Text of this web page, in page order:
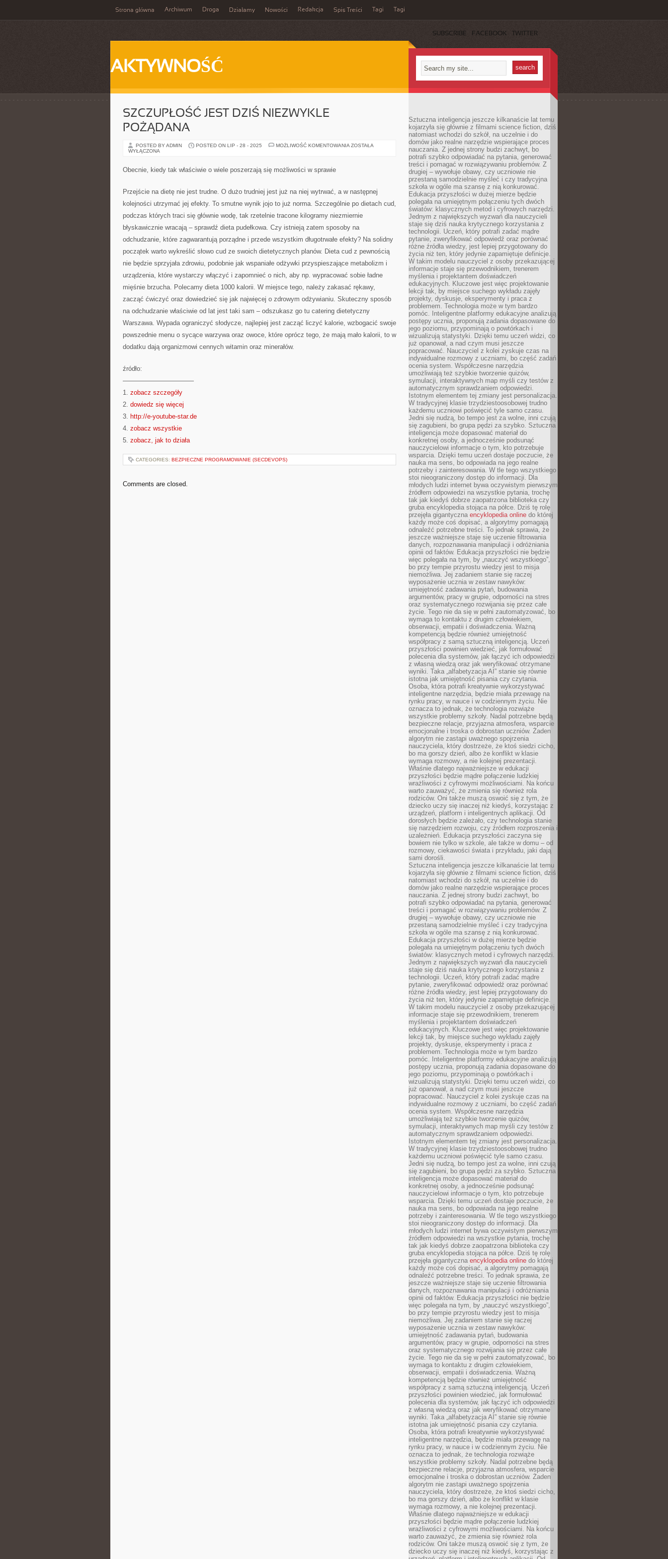
Strona główna Archiwum Droga Działamy Nowości Redakcja Spis Treści Tagi Tagi
SUBSCRIBE FACEBOOK TWITTER
AKTYWNOŚĆ
SZCZUPŁOŚĆ JEST DZIŚ NIEZWYKLE
POŻĄDANA
POSTED BY ADMIN POSTED ON LIP - 28 - 2025 MOŻLIWOŚĆ KOMENTOWANIA SZCZUPŁOŚĆ
ZOSTAŁA
WYŁĄCZONA
Obecnie, kiedy tak właściwie o wiele poszerzają się możliwości w sprawie
Przejście na dietę nie jest trudne. O dużo trudniej jest już na niej wytrwać, a w następnej
kolejności utrzymać jej efekty. To smutne wynik jojo to już norma. Szczególnie po dietach cud,
podczas których traci się głównie wodę, tak rzetelnie tracone kilogramy niezmiernie
błyskawicznie wracają – sprawdź dieta pudełkowa. Czy istnieją zatem sposoby na
odchudzanie, które zagwarantują porządne i przede wszystkim długotrwałe efekty? Na solidny
początek warto wykreślić słowo cud ze swoich dietetycznych planów. Dieta cud z pewnością
nie będzie sprzyjała zdrowiu, podobnie jak wspaniałe odżywki przyspieszające metabolizm i
urządzenia, które wystarczy włączyć i zapomnieć o nich, aby np. wypracować sobie ładne
mięśnie brzucha. Polecamy dieta 1000 kalorii. W miejsce tego, należy zakasać rękawy,
zacząć ćwiczyć oraz dowiedzieć się jak najwięcej o zdrowym odżywianiu. Skuteczny sposób
na odchudzanie właściwie od lat jest taki sam – odszukasz go tu catering dietetyczny
Warszawa. Wypada ograniczyć słodycze, najlepiej jest zacząć liczyć kalorie, wzbogacić swoje
powszednie menu o sycące warzywa oraz owoce, które oprócz tego, że mają mało kalorii, to w
dodatku dają organizmowi cennych witamin oraz minerałów.
źródło:
———————————
1. zobacz szczegóły
2. dowiedz się więcej
3. http://e-youtube-star.de
4. zobacz wszystkie
5. zobacz, jak to działa
CATEGORIES: BEZPIECZNE PROGRAMOWANIE (SECDEVOPS)
Comments are closed.
Sztuczna inteligencja jeszcze kilkanaście lat temu
kojarzyła się głównie z filmami science fiction, dziś
natomiast wchodzi do szkół, na uczelnie i do
domów jako realne narzędzie wspierające proces
nauczania. Z jednej strony budzi zachwyt, bo
potrafi szybko odpowiadać na pytania, generować
treści i pomagać w rozwiązywaniu problemów. Z
drugiej – wywołuje obawy, czy uczniowie nie
przestaną samodzielnie myśleć i czy tradycyjna
szkoła w ogóle ma szansę z nią konkurować.
Edukacja przyszłości w dużej mierze będzie
polegała na umiejętnym połączeniu tych dwóch
światów: klasycznych metod i cyfrowych narzędzi.
Jednym z największych wyzwań dla nauczycieli
staje się dziś nauka krytycznego korzystania z
technologii. Uczeń, który potrafi zadać mądre
pytanie, zweryfikować odpowiedź oraz porównać
różne źródła wiedzy, jest lepiej przygotowany do
życia niż ten, który jedynie zapamiętuje definicje.
W takim modelu nauczyciel z osoby przekazującej
informacje staje się przewodnikiem, trenerem
myślenia i projektantem doświadczeń
edukacyjnych. Kluczowe jest więc projektowanie
lekcji tak, by miejsce suchego wykładu zajęły
projekty, dyskusje, eksperymenty i praca z
problemem. Technologia może w tym bardzo
pomóc. Inteligentne platformy edukacyjne analizują
postępy ucznia, proponują zadania dopasowane do
jego poziomu, przypominają o powtórkach i
wizualizują statystyki. Dzięki temu uczeń widzi, co
już opanował, a nad czym musi jeszcze
popracować. Nauczyciel z kolei zyskuje czas na
indywidualne rozmowy z uczniami, bo część zadań
ocenia system. Współczesne narzędzia
umożliwiają też szybkie tworzenie quizów,
symulacji, interaktywnych map myśli czy testów z
automatycznym sprawdzaniem odpowiedzi.
Istotnym elementem tej zmiany jest personalizacja.
W tradycyjnej klasie trzydziestoosobowej trudno
każdemu uczniowi poświęcić tyle samo czasu.
Jedni się nudzą, bo tempo jest za wolne, inni czują
się zagubieni, bo grupa pędzi za szybko. Sztuczna
inteligencja może dopasować materiał do
konkretnej osoby, a jednocześnie podsunąć
nauczycielowi informacje o tym, kto potrzebuje
wsparcia. Dzięki temu uczeń dostaje poczucie, że
nauka ma sens, bo odpowiada na jego realne
potrzeby i zainteresowania. W tle tego wszystkiego
stoi nieograniczony dostęp do informacji. Dla
młodych ludzi internet bywa oczywistym pierwszym
źródłem odpowiedzi na wszystkie pytania, trochę
tak jak kiedyś dobrze zaopatrzona biblioteka czy
gruba encyklopedia stojąca na półce. Dziś tę rolę
przejęła gigantyczna encyklopedia online do której
każdy może coś dopisać, a algorytmy pomagają
odnaleźć potrzebne treści. To jednak sprawia, że
jeszcze ważniejsze staje się uczenie filtrowania
danych, rozpoznawania manipulacji i odróżniania
opinii od faktów. Edukacja przyszłości nie będzie
więc polegała na tym, by „nauczyć wszystkiego”,
bo przy tempie przyrostu wiedzy jest to misja
niemożliwa. Jej zadaniem stanie się raczej
wyposażenie ucznia w zestaw nawyków:
umiejętność zadawania pytań, budowania
argumentów, pracy w grupie, odporności na stres
oraz systematycznego rozwijania się przez całe
życie. Tego nie da się w pełni zautomatyzować, bo
wymaga to kontaktu z drugim człowiekiem,
obserwacji, empatii i doświadczenia. Ważną
kompetencją będzie również umiejętność
współpracy z samą sztuczną inteligencją. Uczeń
przyszłości powinien wiedzieć, jak formułować
polecenia dla systemów, jak łączyć ich odpowiedzi
z własną wiedzą oraz jak weryfikować otrzymane
wyniki. Taka „alfabetyzacja AI” stanie się równie
istotna jak umiejętność pisania czy czytania.
Osoba, która potrafi kreatywnie wykorzystywać
inteligentne narzędzia, będzie miała przewagę na
rynku pracy, w nauce i w codziennym życiu. Nie
oznacza to jednak, że technologia rozwiąże
wszystkie problemy szkoły. Nadal potrzebne będą
bezpieczne relacje, przyjazna atmosfera, wsparcie
emocjonalne i troska o dobrostan uczniów. Żaden
algorytm nie zastąpi uważnego spojrzenia
nauczyciela, który dostrzeże, że ktoś siedzi cicho,
bo ma gorszy dzień, albo że konflikt w klasie
wymaga rozmowy, a nie kolejnej prezentacji.
Właśnie dlatego najważniejsze w edukacji
przyszłości będzie mądre połączenie ludzkiej
wrażliwości z cyfrowymi możliwościami. Na końcu
warto zauważyć, że zmienia się również rola
rodziców. Oni także muszą oswoić się z tym, że
dziecko uczy się inaczej niż kiedyś, korzystając z
urządzeń, platform i inteligentnych aplikacji. Od
dorosłych będzie zależało, czy technologia stanie
się narzędziem rozwoju, czy źródłem rozproszenia i
uzależnień. Edukacja przyszłości zaczyna się
bowiem nie tylko w szkole, ale także w domu – od
rozmowy, ciekawości świata i przykładu, jaki dają
sami dorośli.
Sztuczna inteligencja jeszcze kilkanaście lat temu
kojarzyła się głównie z filmami science fiction, dziś
natomiast wchodzi do szkół, na uczelnie i do
domów jako realne narzędzie wspierające proces
nauczania. Z jednej strony budzi zachwyt, bo
potrafi szybko odpowiadać na pytania, generować
treści i pomagać w rozwiązywaniu problemów. Z
drugiej – wywołuje obawy, czy uczniowie nie
przestaną samodzielnie myśleć i czy tradycyjna
szkoła w ogóle ma szansę z nią konkurować.
Edukacja przyszłości w dużej mierze będzie
polegała na umiejętnym połączeniu tych dwóch
światów: klasycznych metod i cyfrowych narzędzi.
Jednym z największych wyzwań dla nauczycieli
staje się dziś nauka krytycznego korzystania z
technologii. Uczeń, który potrafi zadać mądre
pytanie, zweryfikować odpowiedź oraz porównać
różne źródła wiedzy, jest lepiej przygotowany do
życia niż ten, który jedynie zapamiętuje definicje.
W takim modelu nauczyciel z osoby przekazującej
informacje staje się przewodnikiem, trenerem
myślenia i projektantem doświadczeń
edukacyjnych. Kluczowe jest więc projektowanie
lekcji tak, by miejsce suchego wykładu zajęły
projekty, dyskusje, eksperymenty i praca z
problemem. Technologia może w tym bardzo
pomóc. Inteligentne platformy edukacyjne analizują
postępy ucznia, proponują zadania dopasowane do
jego poziomu, przypominają o powtórkach i
wizualizują statystyki. Dzięki temu uczeń widzi, co
już opanował, a nad czym musi jeszcze
popracować. Nauczyciel z kolei zyskuje czas na
indywidualne rozmowy z uczniami, bo część zadań
ocenia system. Współczesne narzędzia
umożliwiają też szybkie tworzenie quizów,
symulacji, interaktywnych map myśli czy testów z
automatycznym sprawdzaniem odpowiedzi.
Istotnym elementem tej zmiany jest personalizacja.
W tradycyjnej klasie trzydziestoosobowej trudno
każdemu uczniowi poświęcić tyle samo czasu.
Jedni się nudzą, bo tempo jest za wolne, inni czują
się zagubieni, bo grupa pędzi za szybko. Sztuczna
inteligencja może dopasować materiał do
konkretnej osoby, a jednocześnie podsunąć
nauczycielowi informacje o tym, kto potrzebuje
wsparcia. Dzięki temu uczeń dostaje poczucie, że
nauka ma sens, bo odpowiada na jego realne
potrzeby i zainteresowania. W tle tego wszystkiego
stoi nieograniczony dostęp do informacji. Dla
młodych ludzi internet bywa oczywistym pierwszym
źródłem odpowiedzi na wszystkie pytania, trochę
tak jak kiedyś dobrze zaopatrzona biblioteka czy
gruba encyklopedia stojąca na półce. Dziś tę rolę
przejęła gigantyczna encyklopedia online do której
każdy może coś dopisać, a algorytmy pomagają
odnaleźć potrzebne treści. To jednak sprawia, że
jeszcze ważniejsze staje się uczenie filtrowania
danych, rozpoznawania manipulacji i odróżniania
opinii od faktów. Edukacja przyszłości nie będzie
więc polegała na tym, by „nauczyć wszystkiego”,
bo przy tempie przyrostu wiedzy jest to misja
niemożliwa. Jej zadaniem stanie się raczej
wyposażenie ucznia w zestaw nawyków:
umiejętność zadawania pytań, budowania
argumentów, pracy w grupie, odporności na stres
oraz systematycznego rozwijania się przez całe
życie. Tego nie da się w pełni zautomatyzować, bo
wymaga to kontaktu z drugim człowiekiem,
obserwacji, empatii i doświadczenia. Ważną
kompetencją będzie również umiejętność
współpracy z samą sztuczną inteligencją. Uczeń
przyszłości powinien wiedzieć, jak formułować
polecenia dla systemów, jak łączyć ich odpowiedzi
z własną wiedzą oraz jak weryfikować otrzymane
wyniki. Taka „alfabetyzacja AI” stanie się równie
istotna jak umiejętność pisania czy czytania.
Osoba, która potrafi kreatywnie wykorzystywać
inteligentne narzędzia, będzie miała przewagę na
rynku pracy, w nauce i w codziennym życiu. Nie
oznacza to jednak, że technologia rozwiąże
wszystkie problemy szkoły. Nadal potrzebne będą
bezpieczne relacje, przyjazna atmosfera, wsparcie
emocjonalne i troska o dobrostan uczniów. Żaden
algorytm nie zastąpi uważnego spojrzenia
nauczyciela, który dostrzeże, że ktoś siedzi cicho,
bo ma gorszy dzień, albo że konflikt w klasie
wymaga rozmowy, a nie kolejnej prezentacji.
Właśnie dlatego najważniejsze w edukacji
przyszłości będzie mądre połączenie ludzkiej
wrażliwości z cyfrowymi możliwościami. Na końcu
warto zauważyć, że zmienia się również rola
rodziców. Oni także muszą oswoić się z tym, że
dziecko uczy się inaczej niż kiedyś, korzystając z